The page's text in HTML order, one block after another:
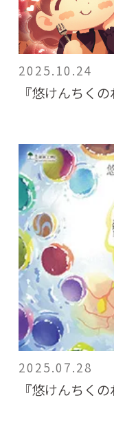
2025.10.24
『悠けんちく
2025.07.28
『悠けんちく